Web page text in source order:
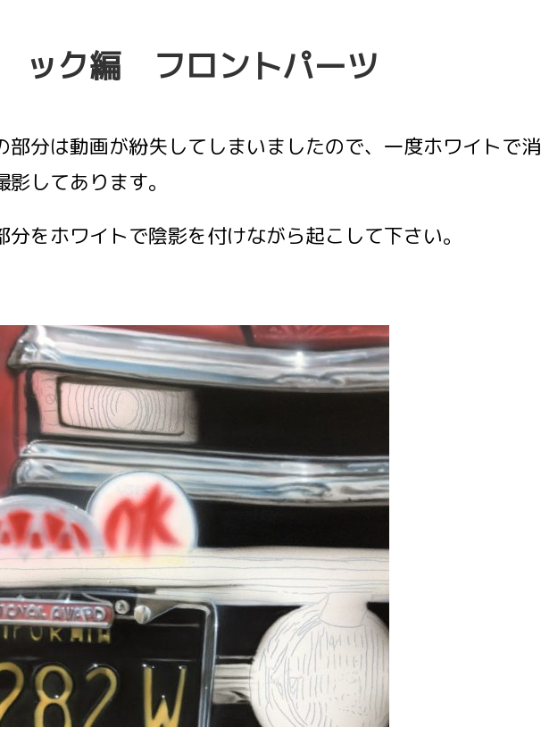
ック編 フロントパーツ
部分は動画が紛失してしまいましたので、一度ホワイトで消
してあります。
分をホワイトで陰影を付けながら起こして下さい。